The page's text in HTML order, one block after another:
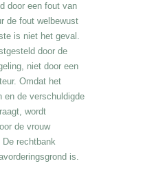
door een fout van
de fout welbewust
is niet het geval.
door de
niet door een
Omdat het
en de verschuldigde
wordt
de vrouw
De rechtbank
is.